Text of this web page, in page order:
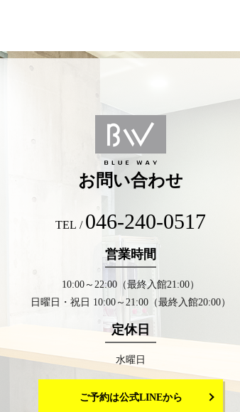
お問い合わせ
TEL / 046-240-0517
営業時間
10:00～22:00（最終入館21:00）
日曜日・祝日 10:00～21:00（最終入館20:00）
定休日
水曜日
ご予約は公式LINEから